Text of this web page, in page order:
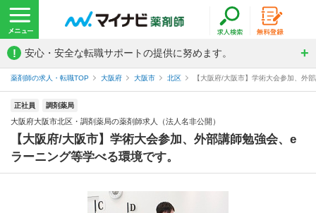
! 安心・安全な転職サポートの提供に努めます。
薬剤師の求人・転職TOP 大阪府 大阪市 北区 【大阪府/大阪市】学術大会参加、外
正社員 調剤薬局
大阪府大阪市北区・調剤薬局の薬剤師求人（法人名非公開）
【大阪府/大阪市】学術大会参加、外部講師勉強会、e
ラーニング等学べる環境です。